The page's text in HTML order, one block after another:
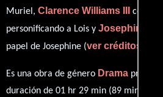
Muriel, Clarence Williams III como
personificando a Lois y Josephine
papel de Josephine (ver créditos
Es una obra de género Drama
duración de 01 hr 29 min (89 minutos),